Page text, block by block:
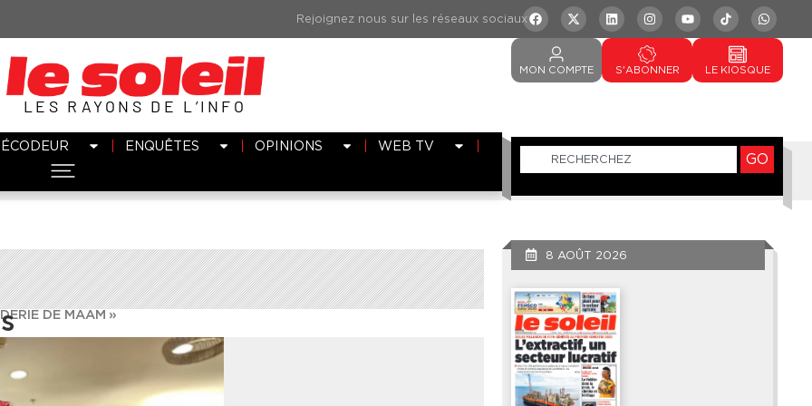
LES RAYONS DE L’INFO
MON COMPTE S'ABONNER LE KIOSQUE
ENQUÊTES OPINIONS WEB TV
GO
DE MAAM »
8 AOÛT 2026